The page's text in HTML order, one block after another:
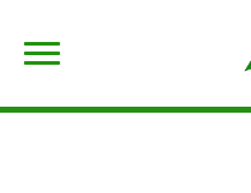
content